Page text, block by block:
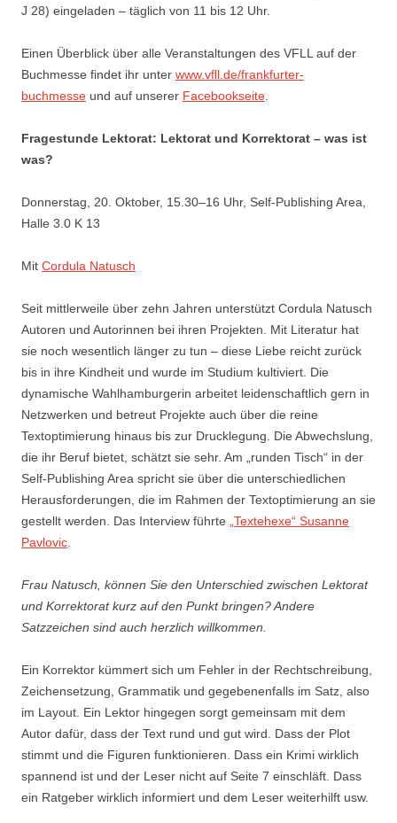
J 28) eingeladen – täglich von 11 bis 12 Uhr.
Einen Überblick über alle Veranstaltungen des VFLL auf der
Buchmesse findet ihr unter www.vfll.de/frankfurter-
buchmesse und auf unserer Facebookseite
Fragestunde Lektorat: Lektorat und Korrektorat – was ist
was?
Donnerstag, 20. Oktober, 15.30–16 Uhr, Self-Publishing Area,
Halle 3.0 K 13
Mit Cordula Natusch
Seit mittlerweile über zehn Jahren unterstützt Cordula Natusch
Autoren und Autorinnen bei ihren Projekten. Mit Literatur hat
sie noch wesentlich länger zu tun – diese Liebe reicht zurück
bis in ihre Kindheit und wurde im Studium kultiviert. Die
dynamische Wahlhamburgerin arbeitet leidenschaftlich gern in
Netzwerken und betreut Projekte auch über die reine
Textoptimierung hinaus bis zur Drucklegung. Die Abwechslung,
die ihr Beruf bietet, schätzt sie sehr. Am „runden Tisch“ in der
Self-Publishing Area spricht sie über die unterschiedlichen
Herausforderungen, die im Rahmen der Textoptimierung an sie
gestellt werden. Das Interview führte
„Textehexe“ Susanne
Pavlovic
Frau Natusch, können Sie den Unterschied zwischen Lektorat
und Korrektorat kurz auf den Punkt bringen? Andere
Satzzeichen sind auch herzlich willkommen.
Ein Korrektor kümmert sich um Fehler in der Rechtschreibung,
Zeichensetzung, Grammatik und gegebenenfalls im Satz, also
im Layout. Ein Lektor hingegen sorgt gemeinsam mit dem
Autor dafür, dass der Text rund und gut wird. Dass der Plot
stimmt und die Figuren funktionieren. Dass ein Krimi wirklich
spannend ist und der Leser nicht auf Seite 7 einschläft. Dass
ein Ratgeber wirklich informiert und dem Leser weiterhilft usw.